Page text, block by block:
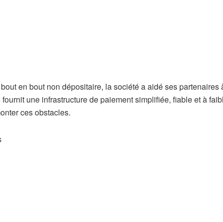
en bout non dépositaire, la société a aidé ses partenaires
une infrastructure de paiement simplifiée, fiable et à
ces obstacles.